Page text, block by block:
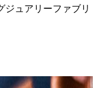
ジュアリーファブリ